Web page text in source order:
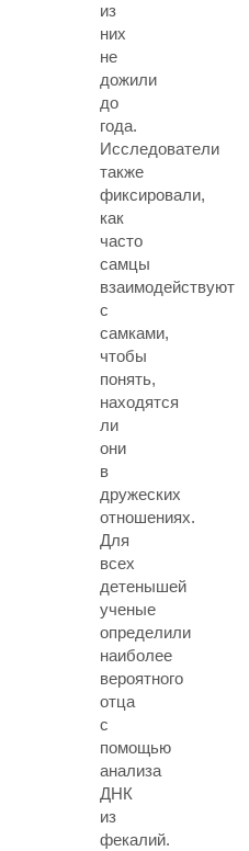
из
них
не
дожили
до
года.
Исследователи
также
фиксировали,
как
часто
самцы
взаимодействуют
с
самками,
чтобы
понять,
находятся
ли
они
в
дружеских
отношениях.
Для
всех
детенышей
ученые
определили
наиболее
вероятного
отца
с
помощью
анализа
ДНК
из
фекалий.